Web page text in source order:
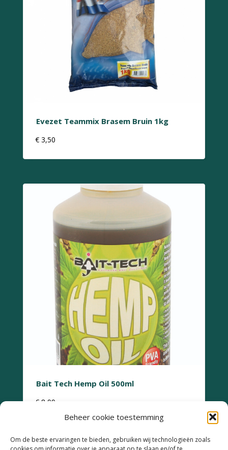
Beheer cookie toestemming
Om de beste ervaringen te bieden, gebruiken wij technologieën zoals
Evezet Teammix Brasem Bruin 1kg
€ 3,50
Bait Tech Hemp Oil 500ml
€ 8,99